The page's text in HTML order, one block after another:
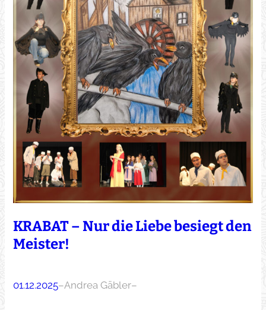
KRABAT – Nur die Liebe besiegt den
Meister!
01.12.2025–Andrea Gäbler–